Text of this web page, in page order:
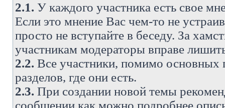
2.1. У каждого участника есть свое
Если это мнение Вас чем-то не
просто не вступайте в беседу. За
участникам модераторы вправе
2.2. Все участники, помимо основных
разделов, где они есть.
2.3. При создании новой темы
сообщении как можно подробнее